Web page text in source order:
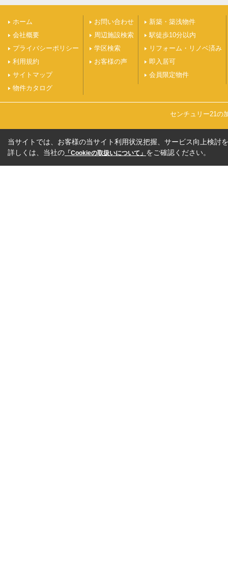
ホーム
会社概要
プライバシーポリシー
利用規約
サイトマップ
物件カタログ
お問い合わせ
周辺施設検索
学区検索
お客様の声
新築・築浅物件
駅徒歩10分以内
リフォーム・リノベ済み
即入居可
会員限定物件
センチュリー21の
当サイトでは、お客様の当サイト利用状況把握、サービス向上検討
詳しくは、当社の 「Cookieの取扱いについて」 をご確認ください。